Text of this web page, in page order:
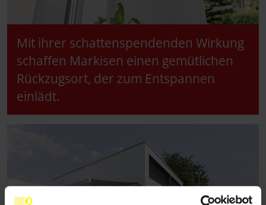
Mit ihrer schattenspendenden Wirkung
schaffen Markisen einen gemütlichen
Rückzugsort, der zum Entspannen
einlädt.